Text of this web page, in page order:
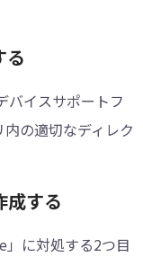
る
バイスサポートフ
の適切なディレク
成する
に対処する2つ目